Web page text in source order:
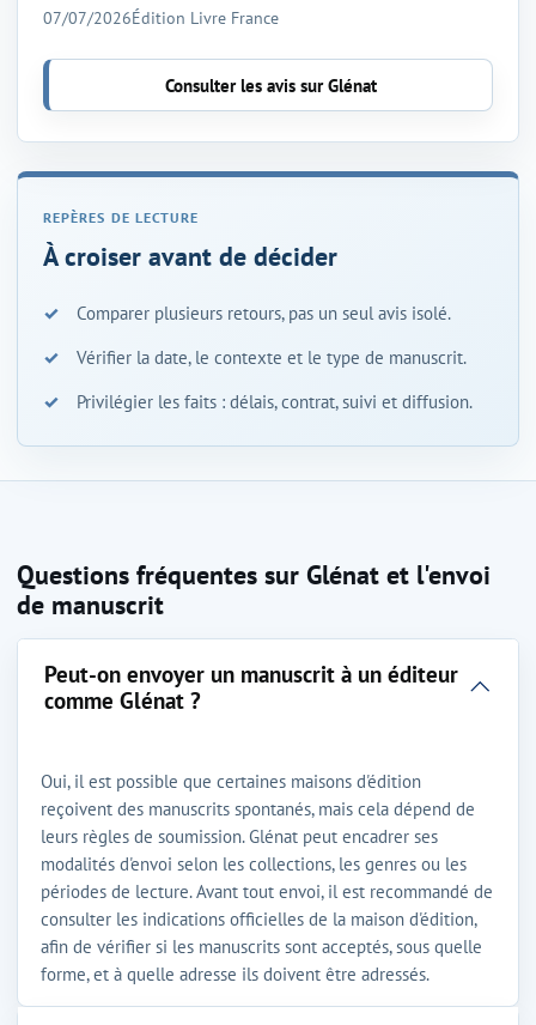
07/07/2026Édition Livre France
Consulter les avis sur Glénat
À croiser avant de décider
Comparer plusieurs retours, pas un seul avis isolé.
Vérifier la date, le contexte et le type de manuscrit.
Privilégier les faits : délais, contrat, suivi et diffusion.
Questions fréquentes sur Glénat et l'envoi
de manuscrit
Peut-on envoyer un manuscrit à un éditeur
comme Glénat ?
Oui, il est possible que certaines maisons d'édition
reçoivent des manuscrits spontanés, mais cela dépend de
leurs règles de soumission. Glénat peut encadrer ses
modalités d'envoi selon les collections, les genres ou les
périodes de lecture. Avant tout envoi, il est recommandé de
consulter les indications officielles de la maison d'édition,
afin de vérifier si les manuscrits sont acceptés, sous quelle
forme, et à quelle adresse ils doivent être adressés.